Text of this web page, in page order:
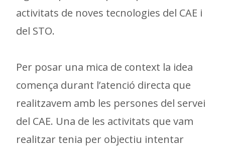
activitats de noves tecnologies del CAE i
del STO.
Per posar una mica de context la idea
comença durant l’atenció directa que
realitzavem amb les persones del servei
del CAE. Una de les activitats que vam
realitzar tenia per objectiu intentar